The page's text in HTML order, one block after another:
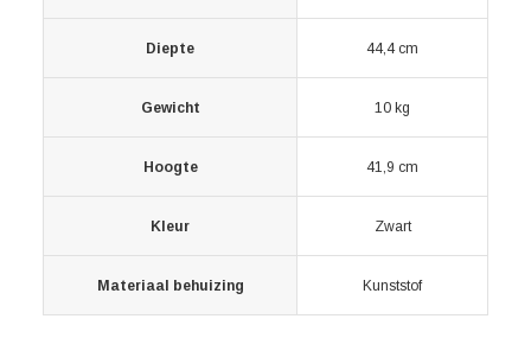
Diepte 44,4 cm
Gewicht 10 kg
Hoogte 41,9 cm
Kleur Zwart
Materiaal behuizing Kunststof